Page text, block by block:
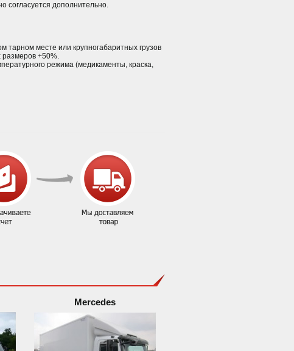
согласуется дополнительно.
тарном месте или крупногабаритных грузов
размеров +50%.
режима (медикаменты, краска,
Mercedes